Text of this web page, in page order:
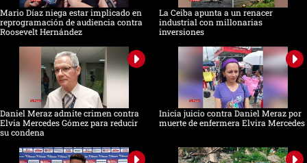
Mario Díaz niega estar implicado en
reprogramación de audiencia contra
Roosevelt Hernández
La Ceiba apunta a un renacer
industrial con millonarias
inversiones
Daniel Meraz admite crimen contra
Elvia Mercedes Gómez para reducir
su condena
Inicia juicio contra Daniel Meraz por
muerte de enfermera Elvira Mercedes